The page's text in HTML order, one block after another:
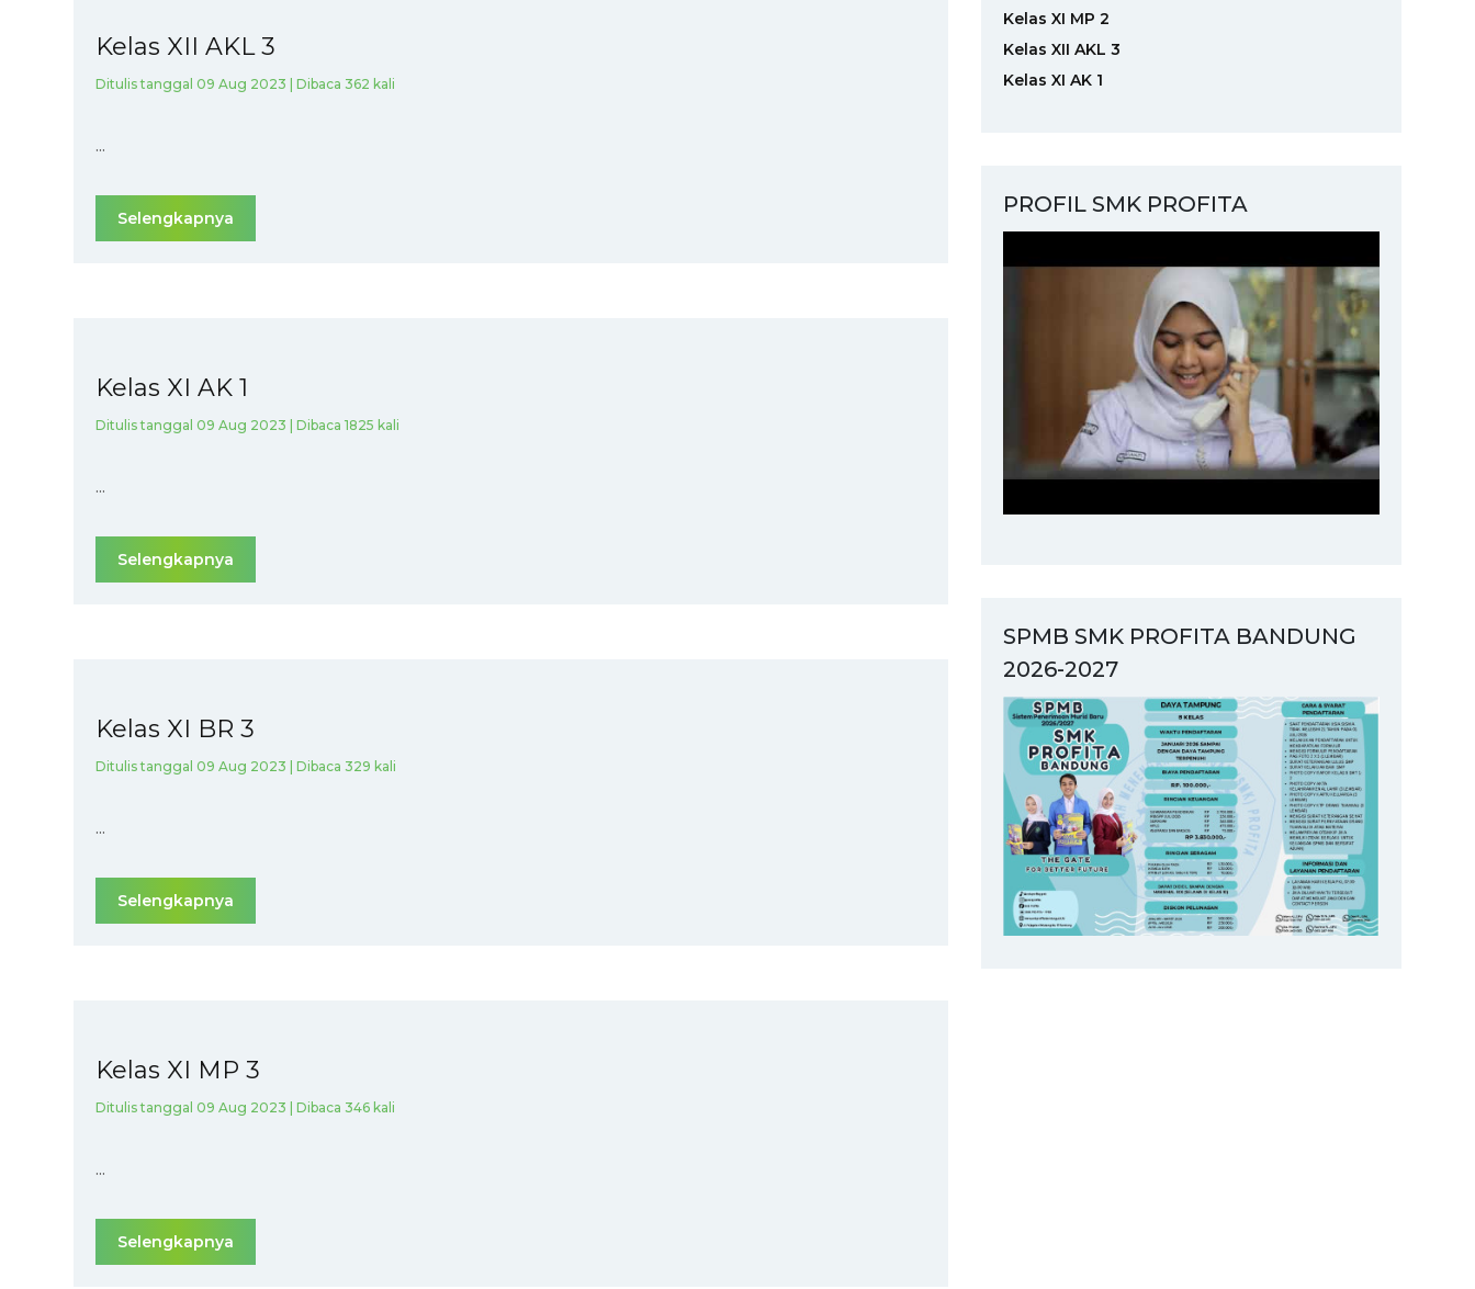
Kelas XII AKL 3
Ditulis tanggal 09 Aug 2023 | Dibaca 362 kali
...
Selengkapnya
Kelas XI AK 1
Ditulis tanggal 09 Aug 2023 | Dibaca 1825 kali
...
Selengkapnya
Kelas XI BR 3
Ditulis tanggal 09 Aug 2023 | Dibaca 329 kali
...
Selengkapnya
Kelas XI MP 3
Ditulis tanggal 09 Aug 2023 | Dibaca 346 kali
...
Selengkapnya
Kelas XI MP 2
Kelas XII AKL 3
Kelas XI AK 1
PROFIL SMK PROFITA
SPMB SMK PROFITA BANDUNG
2026-2027